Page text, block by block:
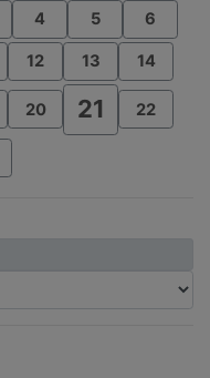
4 5 6
12 13 14
20 21 22